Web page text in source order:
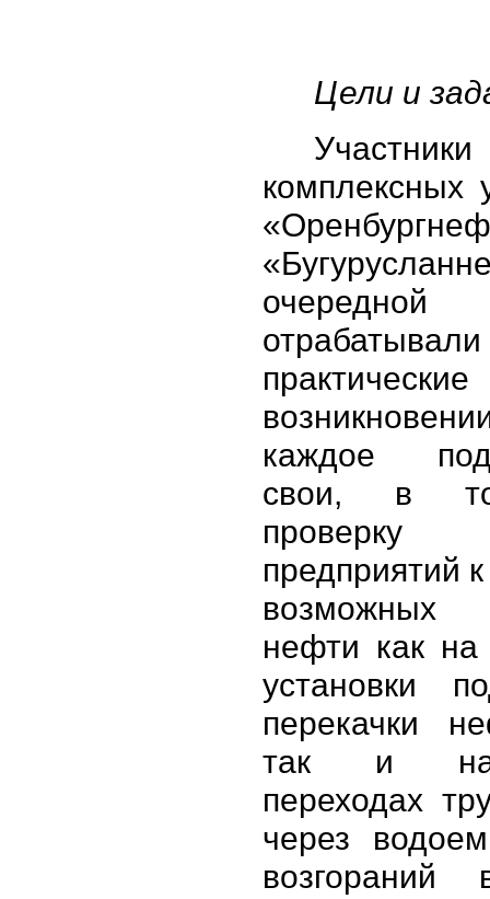
Цели и
Участники
отрабатывали
каждое
свои, в
проверку
предприятий
возможных
нефти как на
установки
перекачки
так и на
переходах
через